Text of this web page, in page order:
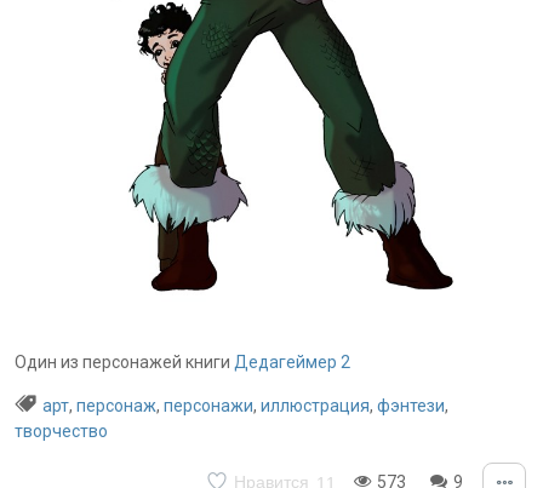
Один из персонажей книги Дедагеймер 2
арт, персонаж, персонажи, иллюстрация, фэнтези,
творчество
Нравится 11 573 9